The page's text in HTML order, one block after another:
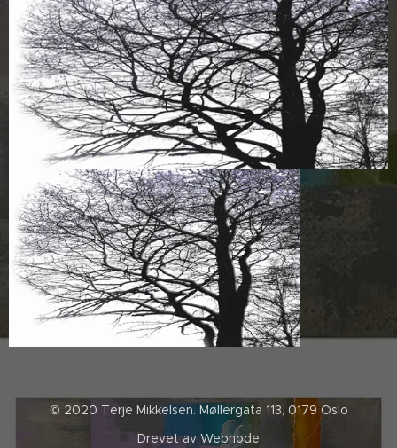
© 2020 Terje Mikkelsen. Møllergata 113, 0179 Oslo
Drevet avWebnode